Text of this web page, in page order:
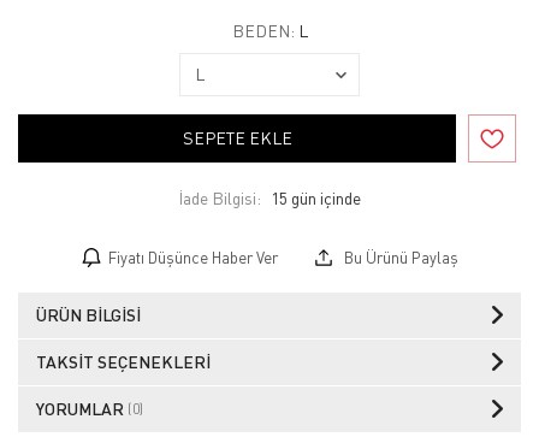
BEDEN: L
SEPETE EKLE
İade Bilgisi:
Fiyatı Düşünce Haber Ver Bu Ürünü Paylaş
ÜRÜN BILGISI
TAKSIT SEÇENEKLERI
YORUMLAR (0)